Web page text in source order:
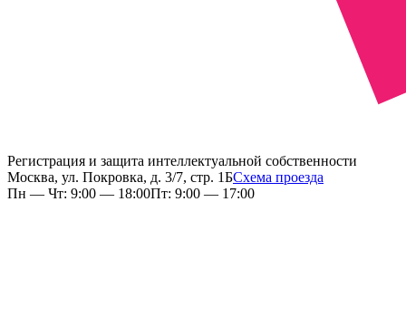
Регистрация и защита интеллектуальной собственности
Москва, ул. Покровка, д. 3/7, стр. 1БСхема проезда
Пн — Чт: 9:00 — 18:00Пт: 9:00 — 17:00